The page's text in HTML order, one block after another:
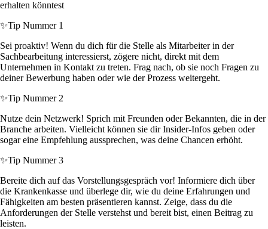
erhalten könntest
✨Tip Nummer 1
Sei proaktiv! Wenn du dich für die Stelle als Mitarbeiter in der
Sachbearbeitung interessierst, zögere nicht, direkt mit dem
Unternehmen in Kontakt zu treten. Frag nach, ob sie noch Fragen zu
deiner Bewerbung haben oder wie der Prozess weitergeht.
✨Tip Nummer 2
Nutze dein Netzwerk! Sprich mit Freunden oder Bekannten, die in der
Branche arbeiten. Vielleicht können sie dir Insider-Infos geben oder
sogar eine Empfehlung aussprechen, was deine Chancen erhöht.
✨Tip Nummer 3
Bereite dich auf das Vorstellungsgespräch vor! Informiere dich über
die Krankenkasse und überlege dir, wie du deine Erfahrungen und
Fähigkeiten am besten präsentieren kannst. Zeige, dass du die
Anforderungen der Stelle verstehst und bereit bist, einen Beitrag zu
leisten.